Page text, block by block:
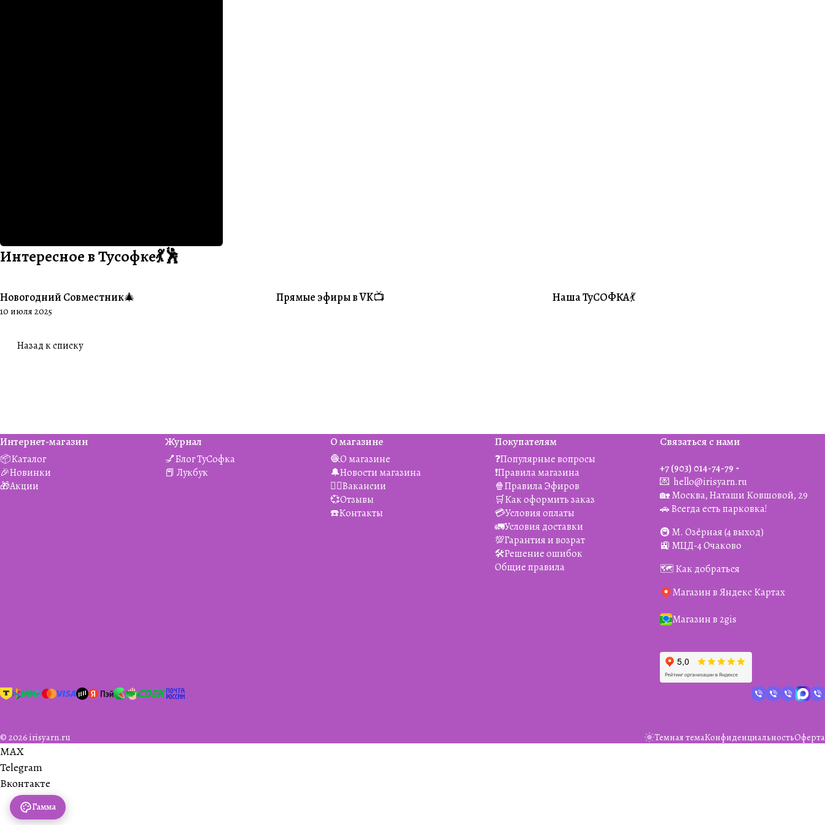
Интересное в Тусофке💃🕺
#Совместники
Новогодний Совместник🎄
10 июля 2025
#Житуха
Прямые эфиры в VK📺 #Совместники
Наша ТуСОФКА💃
Назад к списку
Интернет-магазин
📦Каталог
🎉Новинки
🎁Акции
Журнал
💅Блог ТуСофка
📕 Лукбук
О магазине
🧶О магазине
🔔Новости магазина
👯‍♀️Вакансии
💞Отзывы
☎️Контакты
Покупателям
❓Популярные вопросы
❗️Правила магазина
🍿Правила Эфиров
🛒Как оформить заказ
💳Условия оплаты
🚛Условия доставки
💯Гарантия и возрат
🛠️Решение ошибок
Общие правила
Связаться с нами
+7 (903) 014-74-79‬
💌 hello@irisyarn.ru
🏡 Москва, Наташи Ковшовой, 29
🚗 Всегда есть парковка!
🚇 М. Озёрная (4 выход)
🚉 МЦД-4 Очаково
🗺️ Как добраться
Магазин в Яндекс Картах
Магазин в 2gis
© 2026 irisyarn.ru Темная темаКонфиденциальностьОферта
Гамма
MAX
Telegram
Вконтакте